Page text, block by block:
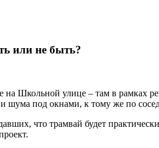
или не быть?
на Школьной улице – там в рамках
шума под окнами, к тому же по
что трамвай будет